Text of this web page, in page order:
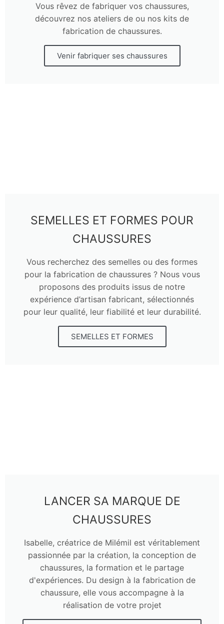
Vous rêvez de fabriquer vos chaussures,
découvrez nos ateliers de ou nos kits de
fabrication de chaussures.
Venir fabriquer ses chaussures
SEMELLES ET FORMES POUR
CHAUSSURES
Vous recherchez des semelles ou des formes
pour la fabrication de chaussures ? Nous vous
proposons des produits issus de notre
expérience d’artisan fabricant, sélectionnés
pour leur qualité, leur fiabilité et leur durabilité.
SEMELLES ET FORMES
LANCER SA MARQUE DE
CHAUSSURES
Isabelle, créatrice de Milémil est véritablement
passionnée par la création, la conception de
chaussures, la formation et le partage
d'expériences. Du design à la fabrication de
chaussure, elle vous accompagne à la
réalisation de votre projet